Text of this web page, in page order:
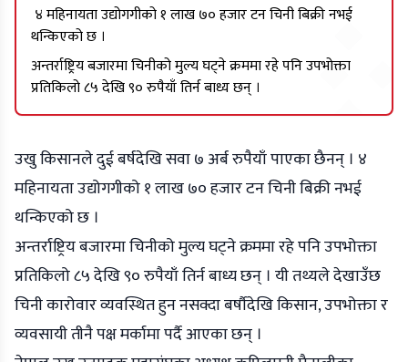
४ महिनायता उद्योगगीको १ लाख ७० हजार टन चिनी बिक्री नभई
थन्किएको छ ।
अन्तर्राष्ट्रिय बजारमा चिनीको मुल्य घट्ने क्रममा रहे पनि उपभोक्ता
प्रतिकिलो ८५ देखि ९० रुपैयाँ तिर्न बाध्य छन् ।
उखु किसानले दुई बर्षदेखि सवा ७ अर्ब रुपैयाँ पाएका छैनन् । ४
महिनायता उद्योगगीको १ लाख ७० हजार टन चिनी बिक्री नभई
थन्किएको छ ।
अन्तर्राष्ट्रिय बजारमा चिनीको मुल्य घट्ने क्रममा रहे पनि उपभोक्ता
प्रतिकिलो ८५ देखि ९० रुपैयाँ तिर्न बाध्य छन् । यी तथ्यले देखाउँछ
चिनी कारोवार व्यवस्थित हुन नसक्दा बर्षौदेखि किसान, उपभोक्ता र
व्यवसायी तीनै पक्ष मर्कामा पर्दै आएका छन् ।